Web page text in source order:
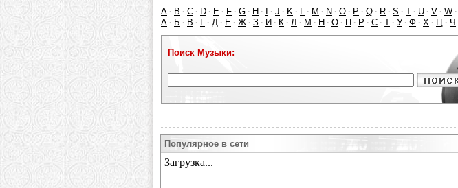
A · B · C · D · E · F · G · H · · J · K · L · M · N · O · P · Q · R · S · T · U · V · W ·
А · Б · В · Г · Д · Е · Ж · З · И · К · Л · М · Н · О · П · Р · С · Т · У · Ф · Х · Ц · Ч
Поиск Музыки:
Популярное в сети